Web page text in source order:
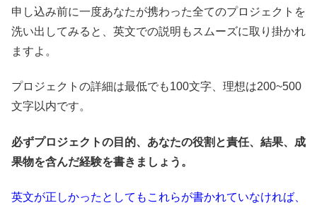
申し込み前に一度あなたが携わった全てのプロジェクトを
洗い出してみると、英文での説明もスムーズに取り掛かれ
ますよ。
プロジェクトの詳細は最低でも100文字、理想は200~500
文字以内です。
必ずプロジェクトの目的、あなたの役割と責任、結果、成
果物を含んだ経験を書きましょう。
英文が正しかったとしてもこれらが書かれていなければ、